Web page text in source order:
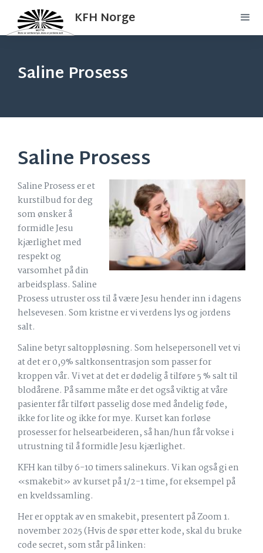
KFH Norge
Saline Prosess
Saline Prosess
Saline Prosess er et
kurstilbud for deg
som ønsker å
formidle Jesu
kjærlighet med
respekt og
varsomhet på din
arbeidsplass. Saline
Prosess utruster oss til å være Jesu hender inn i dagens
helsevesen. Som kristne er vi verdens lys og jordens
salt.
Saline betyr saltoppløsning. Som helsepersonell vet vi
at det er 0,9% saltkonsentrasjon som passer for
kroppen vår. Vi vet at det er dødelig å tilføre 5 % salt til
blodårene. På samme måte er det også viktig at våre
pasienter får tilført passelig dose med åndelig føde,
ikke for lite og ikke for mye. Kurset kan forløse
prosesser for helsearbeideren, så han/hun får vokse i
utrustning til å formidle Jesu kjærlighet.
KFH kan tilby 6-10 timers salinekurs. Vi kan også gi en
«smakebit» av kurset på 1/2-1 time, for eksempel på
en kveldssamling.
Her er opptak av en smakebit, presentert på Zoom 1.
november 2025 (Hvis de spør etter kode, skal du bruke
code secret, som står på linken: